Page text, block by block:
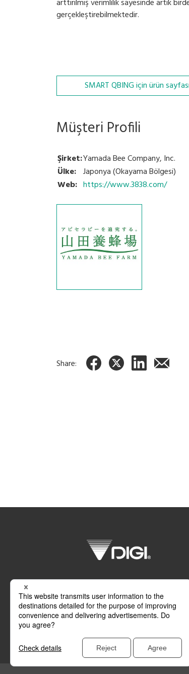
arttırılmış verimlilik sayesinde artık
gerçekleştirebilmektedir.
SMART QBING için ürün sayfası
Müşteri Profili
Şirket:Yamada Bee Company, Inc.
Ülke: Japonya (Okayama Bölgesi)
Web: https://www.3838.com/
Share:
DIGI TÜRKİYE ELEKTRONİK
ATATÜRK MAH.2.CAD.NO:3/3